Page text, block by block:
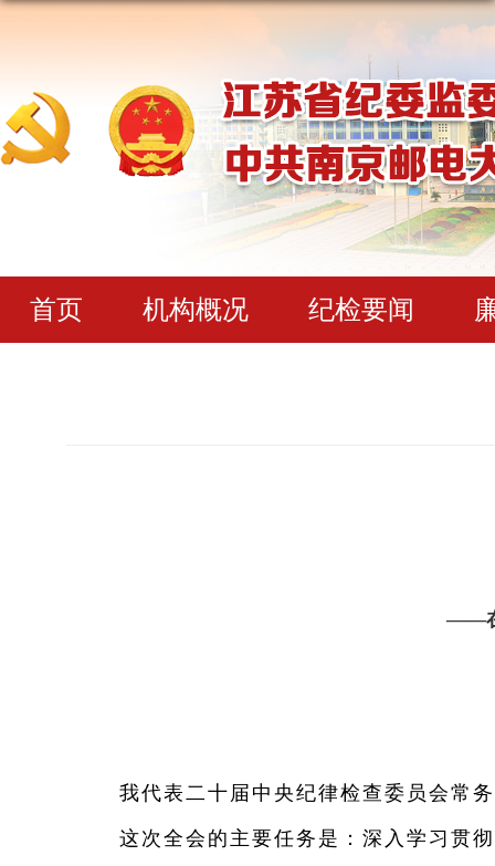
首页 机构概况 纪检要闻
——在
我代表二十届中央纪律检查委员会常务
这次全会的主要任务是：深入学习贯彻